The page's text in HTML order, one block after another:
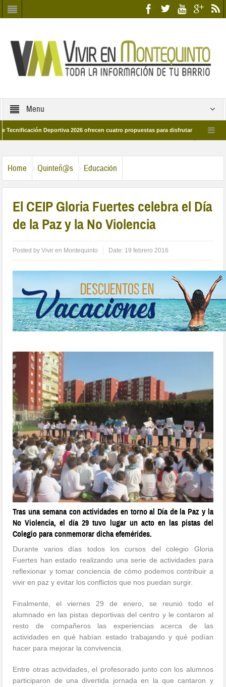
Menu
Deportiva 2026 ofrecen cuatro propuestas para disfrutar del deporte este
Home Quinteñ@s Educación
El CEIP Gloria Fuertes celebra el Día
de la Paz y la No Violencia
Posted byVivir en Montequinto Date: 19 febrero 2016
Tras una semana con actividades en torno al Día de la Paz y la
No Violencia, el día 29 tuvo lugar un acto en las pistas del
Colegio para conmemorar dicha efemérides.
Durante varios días todos los cursos del colegio Gloria
Fuertes han estado realizando una serie de actividades para
reflexionar y tomar conciencia de cómo podemos contribuir a
vivir en paz y evitar los conflictos que nos puedan surgir.
Finalmente, el viernes 29 de enero, se reunió todo el
alumnado en las pistas deportivas del centro y le contaron al
resto de compañeros las experiencias acerca de las
actividades en qué habían estado trabajando y qué podían
hacer para mejorar la convivencia.
Entre otras actividades, el profesorado junto con los alumnos
participaron de una divertida jornada en la que cantaron y